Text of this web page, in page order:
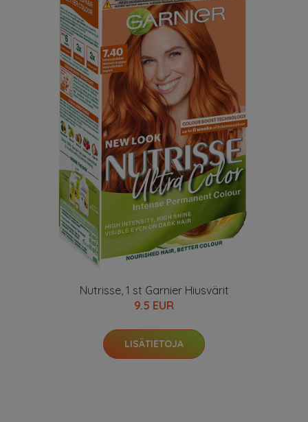
Nutrisse, 1 st Garnier Hiusvärit
9.5 EUR
LISÄTIETOJA